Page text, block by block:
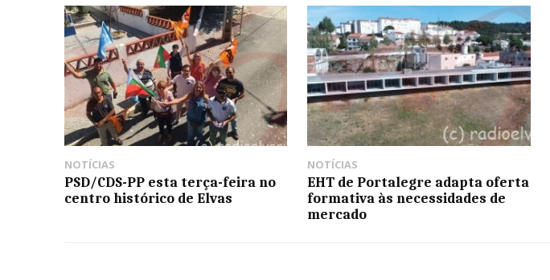
NOTÍCIAS
PSD/CDS-PP esta terça-feira no
centro histórico de Elvas
NOTÍCIAS
EHT de Portalegre adapta oferta
formativa às necessidades de
mercado